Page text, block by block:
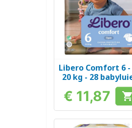
Snel bekijken
Libero Comfort 6 -
20 kg - 28
Prijs
€ 11,87 